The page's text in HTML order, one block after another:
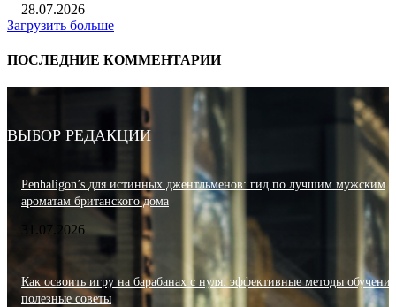
28.07.2026
Загрузить больше
ПОСЛЕДНИЕ КОММЕНТАРИИ
ВЫБОР РЕДАКЦИИ
Penhaligon’s для истинных джентльменов: гид по лучшим мужским
ароматам британского дома
31.07.2026
Как освоить игру на барабанах с нуля: эффективные методы
полезные советы